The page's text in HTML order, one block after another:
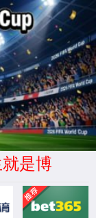
份)有限公
时不可用。